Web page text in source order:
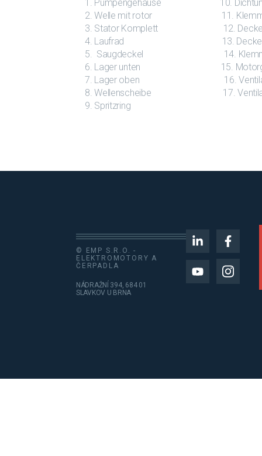
1. Pumpengehäuse 10. Dichtung
2. Welle mit rotor 11.
3. Stator Komplett 12.
4. Laufrad 13. Deckel
5. Saugdeckel 14.
6. Lager unten 15.
7. Lager oben 16.
8. Wellenscheibe 17.
9. Spritzring
© EMP S.R.O. -
ELEKTROMOTORY A
ČERPADLA
NÁDRAŽNÍ 394, 684 01
SLAVKOV U BRNA